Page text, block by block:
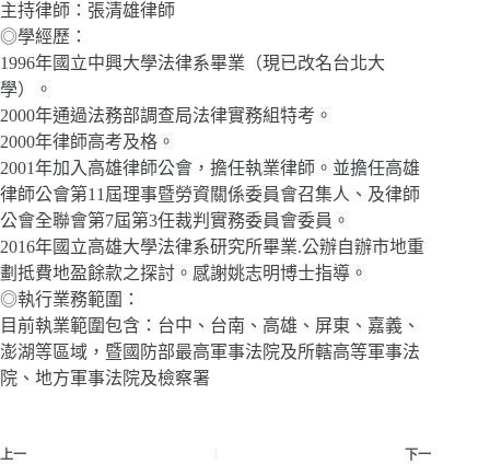
主持律師：張清雄律師
◎學經歷：
1996年國立中興大學法律系畢業（現已改名台北大
學）。
2000年通過法務部調查局法律實務組特考。
2000年律師高考及格。
2001年加入高雄律師公會，擔任執業律師。並擔任高雄
律師公會第11屆理事暨勞資關係委員會召集人、及律師
公會全聯會第7屆第3任裁判實務委員會委員。
2016年國立高雄大學法律系研究所畢業.公辦自辦市地重
劃抵費地盈餘款之探討。感謝姚志明博士指導。
◎執行業務範圍：
目前執業範圍包含：台中、台南、高雄、屏東、嘉義、
澎湖等區域，暨國防部最高軍事法院及所轄高等軍事法
院、地方軍事法院及檢察署
上一 下一